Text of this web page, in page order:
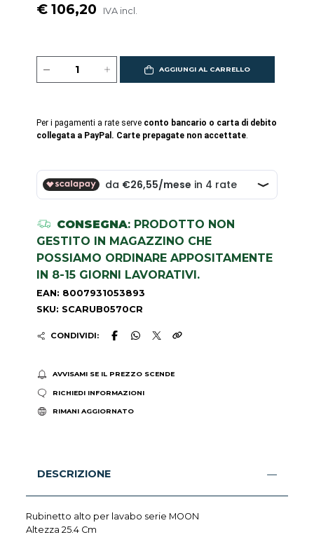
€ 106,20 IVA incl.
AGGIUNGI AL CARRELLO
Per i pagamenti a rate serve conto bancario o carta di debito
collegata a PayPal. Carte prepagate non accettate.
CONSEGNA: PRODOTTO NON
GESTITO IN MAGAZZINO CHE
POSSIAMO ORDINARE APPOSITAMENTE
IN 8-15 GIORNI LAVORATIVI.
EAN: 8007931053893
SKU: SCARUB0570CR
CONDIVIDI:
AVVISAMI SE IL PREZZO SCENDE
RICHIEDI INFORMAZIONI
RIMANI AGGIORNATO
DESCRIZIONE
Rubinetto alto per lavabo serie MOON
Altezza 25.4 Cm